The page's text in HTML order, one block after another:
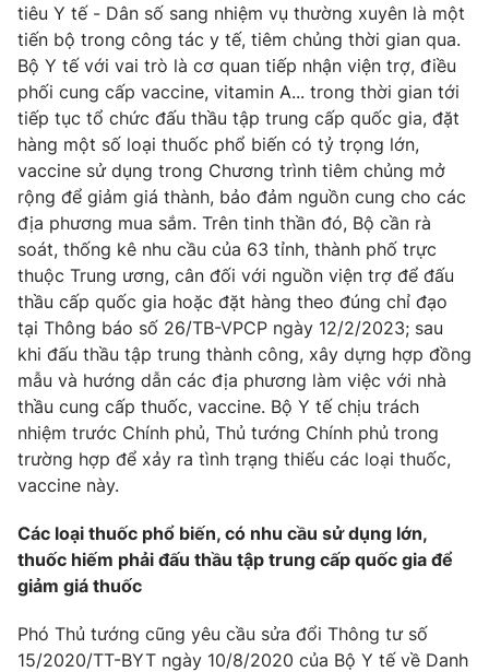
Góc doanh nghiệp
Truyền hình
Phim VTV
Hậu trường
Nhân vật
Khán giả
Giải sao mai
Giải trí
Điện ảnh
Âm nhạc
Sao
Đời sống
Du lịch
Làm đẹp
Chất lượng cuộc sống
Giáo dục
Tuyển sinh
Học trực tuyến
Công nghệ
Hitech Công nghệ tương lai
Sản phẩm
Thị trường
Tư vấn
Giao lưu trực tuyến
Lịch phát sóng
Chuyên mục khác
Emagazine Podcast
Photo
Video Shorts video
tiêu Y tế - Dân số sang nhiệm vụ thường xuyên là một
tiến bộ trong công tác y tế, tiêm chủng thời gian qua.
Bộ Y tế với vai trò là cơ quan tiếp nhận viện trợ, điều
phối cung cấp vaccine, vitamin A... trong thời gian tới
tiếp tục tổ chức đấu thầu tập trung cấp quốc gia, đặt
hàng một số loại thuốc phổ biến có tỷ trọng lớn,
vaccine sử dụng trong Chương trình tiêm chủng mở
rộng để giảm giá thành, bảo đảm nguồn cung cho các
địa phương mua sắm. Trên tinh thần đó, Bộ cần rà
soát, thống kê nhu cầu của 63 tỉnh, thành phố trực
thuộc Trung ương, cân đối với nguồn viện trợ để đấu
thầu cấp quốc gia hoặc đặt hàng theo đúng chỉ đạo
tại Thông báo số 26/TB-VPCP ngày 12/2/2023; sau
khi đấu thầu tập trung thành công, xây dựng hợp đồng
mẫu và hướng dẫn các địa phương làm việc với nhà
thầu cung cấp thuốc, vaccine. Bộ Y tế chịu trách
nhiệm trước Chính phủ, Thủ tướng Chính phủ trong
trường hợp để xảy ra tình trạng thiếu các loại thuốc,
vaccine này.
Các loại thuốc phổ biến, có nhu cầu sử dụng lớn,
thuốc hiếm phải đấu thầu tập trung cấp quốc gia để
giảm giá thuốc
Phó Thủ tướng cũng yêu cầu sửa đổi Thông tư số
15/2020/TT-BYT ngày 10/8/2020 của Bộ Y tế về Danh